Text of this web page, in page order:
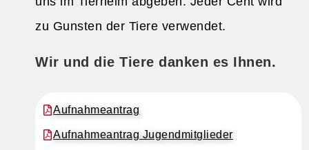
zu Gunsten der Tiere verwendet.
Wir und die Tiere danken es Ihnen.
Aufnahmeantrag
Aufnahmeantrag Jugendmitglieder